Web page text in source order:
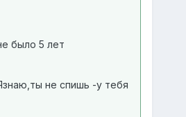
было 5 лет
не спишь -у тебя